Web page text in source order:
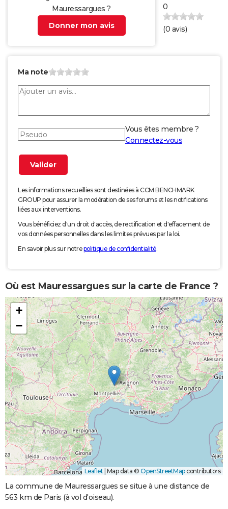
Mauressargues ?
Donner mon avis
0
(0 avis)
Ma note
Vous êtes membre ?
Connectez-vous
Les informations recueillies sont destinées à CCM BENCHMARK
GROUP pour assurer la modération de ses forums et les notifications
liées aux interventions.
Vous bénéficiez d'un droit d'accès, de rectification et d'effacement de
vos données personnelles dans les limites prévues par la loi.
En savoir plus sur notrepolitique de confidentialité.
Où est Mauressargues sur la carte de France ?
+
−
Leaflet Map data © OpenStreetMapcontributors
La commune de Mauressargues se situe à une distance de
563 km de Paris (à vol d'oiseau).